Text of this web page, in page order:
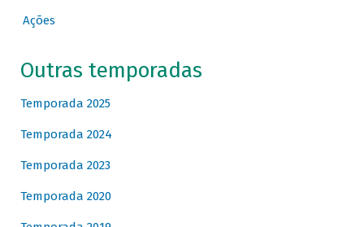
Ações
Outras temporadas
Temporada 2025
Temporada 2024
Temporada 2023
Temporada 2020